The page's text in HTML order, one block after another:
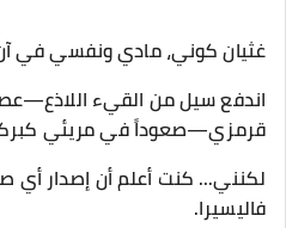
​غثيان كوني، مادي ونفسي في
اندفع سيل من القيء
قرمزي—صعوداً في مريئي
​لكنني... كنت أعلم أن إصدار
فاليسيرا.